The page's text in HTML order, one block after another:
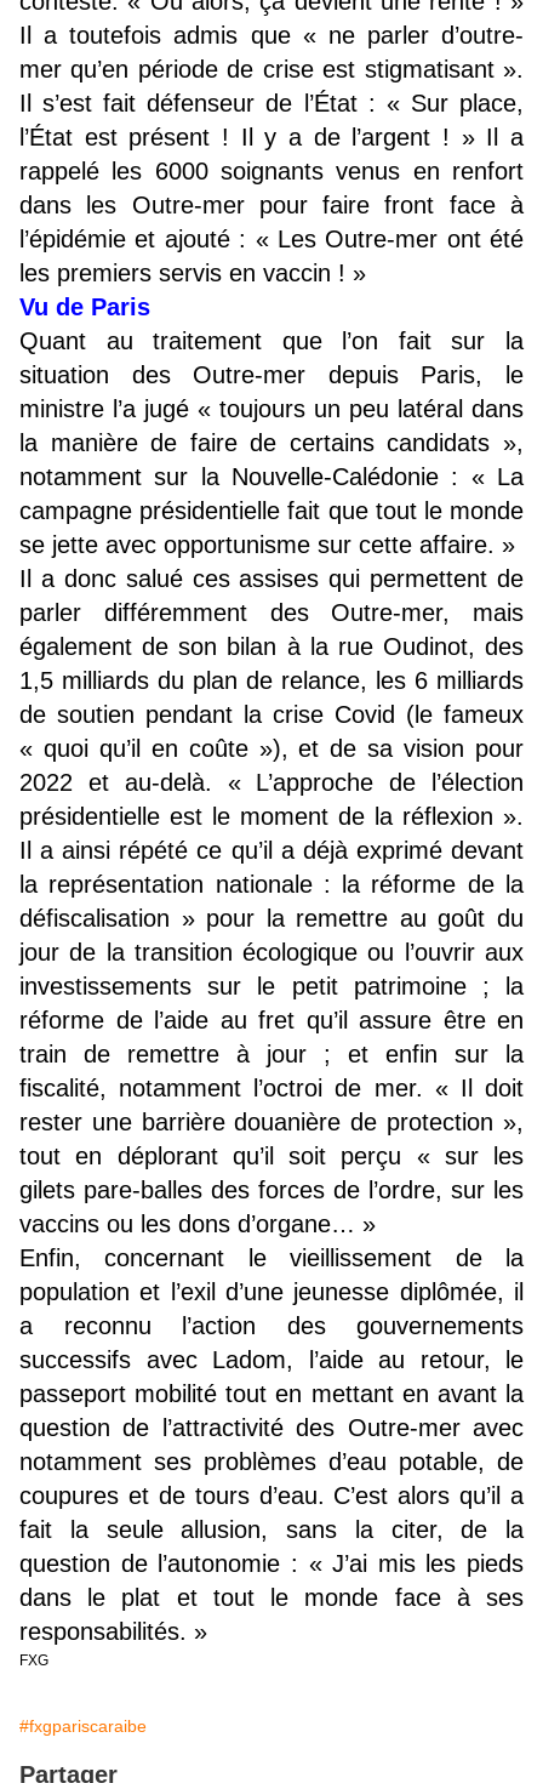
Il a toutefois admis que « ne parler d’outre-
mer qu’en période de crise est stigmatisant ».
Il s’est fait défenseur de l’État : « Sur place,
l’État est présent ! Il y a de l’argent ! » Il a
rappelé les 6000 soignants venus en renfort
dans les Outre-mer pour faire front face à
l’épidémie et ajouté : « Les Outre-mer ont été
les premiers servis en vaccin ! »
Vu de Paris
Quant au traitement que l’on fait sur la
situation des Outre-mer depuis Paris, le
ministre l’a jugé « toujours un peu latéral dans
la manière de faire de certains candidats »,
notamment sur la Nouvelle-Calédonie : « La
campagne présidentielle fait que tout le monde
se jette avec opportunisme sur cette affaire. »
Il a donc salué ces assises qui permettent de
parler différemment des Outre-mer, mais
également de son bilan à la rue Oudinot, des
1,5 milliards du plan de relance, les 6 milliards
de soutien pendant la crise Covid (le fameux
« quoi qu’il en coûte »), et de sa vision pour
2022 et au-delà. « L’approche de l’élection
présidentielle est le moment de la réflexion ».
Il a ainsi répété ce qu’il a déjà exprimé devant
la représentation nationale : la réforme de la
défiscalisation » pour la remettre au goût du
jour de la transition écologique ou l’ouvrir aux
investissements sur le petit patrimoine ; la
réforme de l’aide au fret qu’il assure être en
train de remettre à jour ; et enfin sur la
fiscalité, notamment l’octroi de mer. « Il doit
rester une barrière douanière de protection »,
tout en déplorant qu’il soit perçu « sur les
gilets pare-balles des forces de l’ordre, sur les
vaccins ou les dons d’organe… »
Enfin, concernant le vieillissement de la
population et l’exil d’une jeunesse diplômée, il
a reconnu l’action des gouvernements
successifs avec Ladom, l’aide au retour, le
passeport mobilité tout en mettant en avant la
question de l’attractivité des Outre-mer avec
notamment ses problèmes d’eau potable, de
coupures et de tours d’eau. C’est alors qu’il a
fait la seule allusion, sans la citer, de la
question de l’autonomie : « J’ai mis les pieds
dans le plat et tout le monde face à ses
responsabilités. »
FXG
#fxgpariscaraibe
Partager